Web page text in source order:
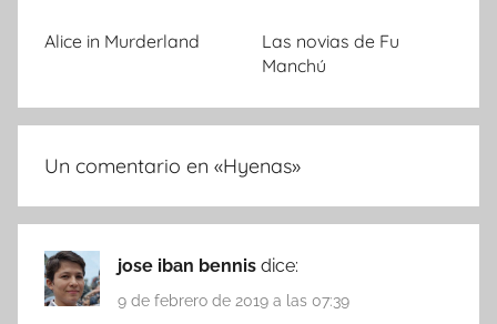
Alice in Murderland
Las novias de Fu
Manchú
Un comentario en «Hyenas»
jose iban bennis dice:
9 de febrero de 2019 a las 07:39